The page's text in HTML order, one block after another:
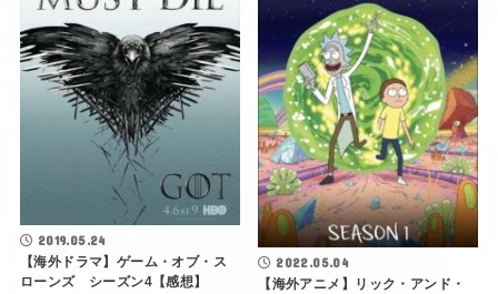
2019.05.24
【海外ドラマ】ゲーム・オブ・ス
ローンズ シーズン4【感想】
2022.05.04
【海外アニメ】リック・アンド・